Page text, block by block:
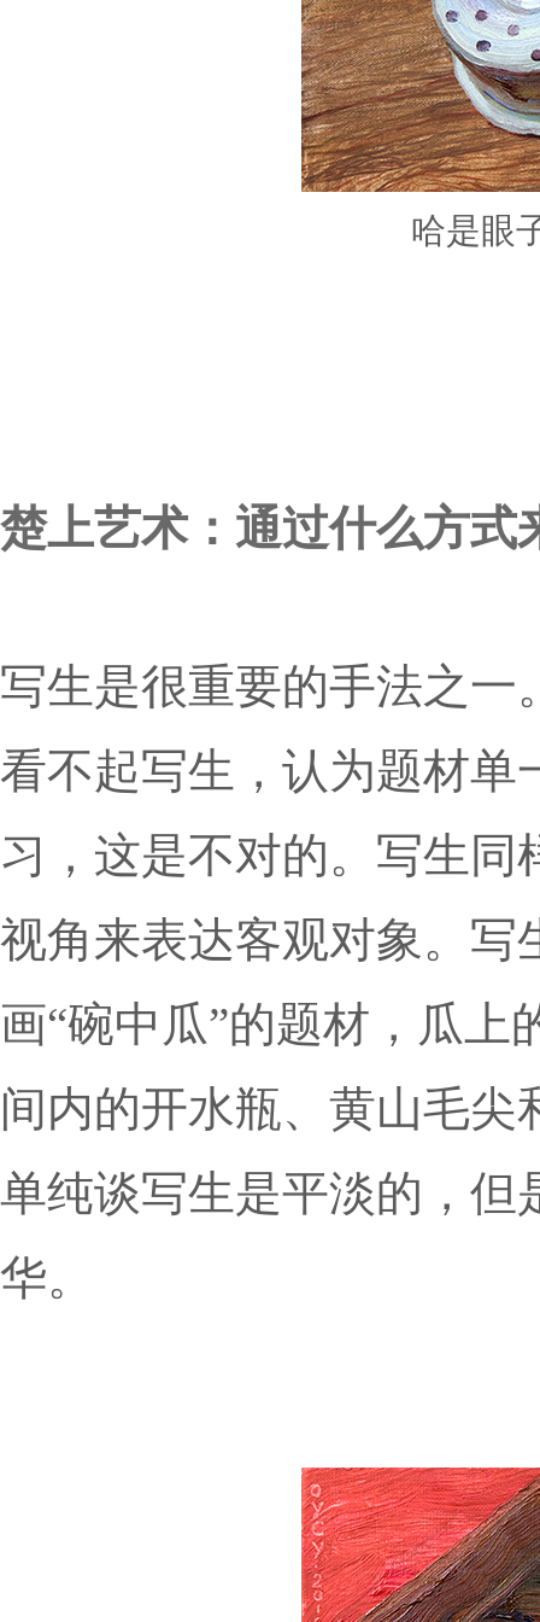
哈是眼
楚上艺术：通过什么方式
写生是很重要的手法之一
看不起写生，认为题材单
习， 这是不对的。 写生同
视角来表达客观对象。写
画“碗中瓜”的题材，瓜
间内的开水瓶、黄山毛
单纯谈写生是平淡的，但
华。